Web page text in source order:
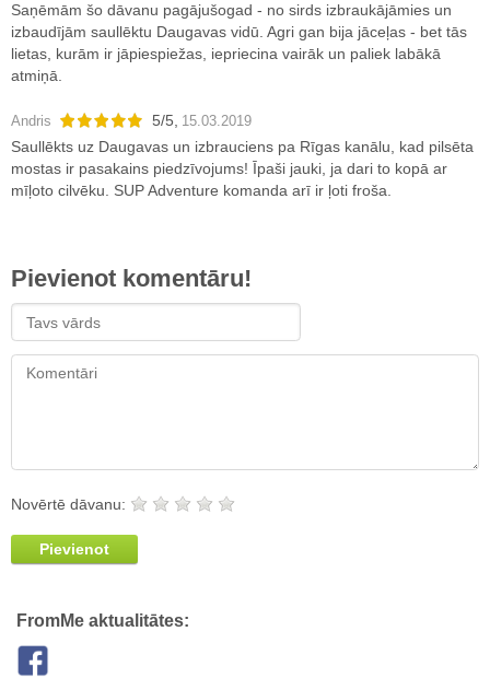
Saņēmām šo dāvanu pagājušogad - no sirds izbraukājāmies un
izbaudījām saullēktu Daugavas vidū. Agri gan bija jāceļas - bet tās
lietas, kurām ir jāpiespiežas, iepriecina vairāk un paliek labākā
atmiņā.
Andris 5/5, 15.03.2019
Saullēkts uz Daugavas un izbrauciens pa Rīgas kanālu, kad pilsēta
mostas ir pasakains piedzīvojums! Īpaši jauki, ja dari to kopā ar
mīļoto cilvēku. SUP Adventure komanda arī ir ļoti froša.
Pievienot komentāru!
Novērtē dāvanu:
Pievienot
FromMe aktualitātes: